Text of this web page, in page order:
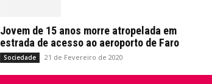
Jovem de 15 anos morre atropelada em
estrada de acesso ao aeroporto de Faro
Sociedade 21 de Fevereiro de 2020